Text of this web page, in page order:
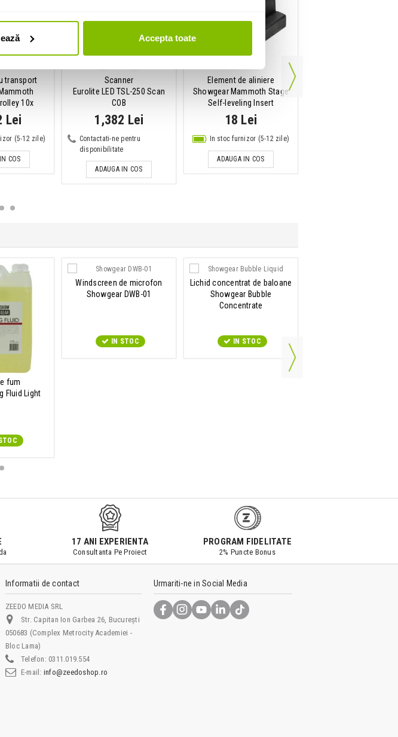
Accepta toate
transport
10x
Lei
(5-12 zile)
COS
Scanner
Eurolite LED TSL-250 Scan
COB
1,382 Lei
Contactati-ne pentru
disponibilitate
ADAUGA IN COS
Element de aliniere
Showgear Mammoth Stage
Self-leveling Insert
18 Lei
In stoc furnizor (5-12 zile)
ADAUGA IN COS
fum
Fluid Light
Windscreen de microfon
Showgear DWB-01
IN STOC
Lichid concentrat de baloane
Showgear Bubble
Concentrate
IN STOC
17 ANI EXPERIENTA
Consultanta Pe Proiect
PROGRAM FIDELITATE
2% Puncte Bonus
Informatii de contact
ZEEDO MEDIA SRL
Str. Capitan Ion Garbea 26, București
050683 (Complex Metrocity Academiei -
Bloc Lama)
Telefon: 0311.019.554
E-mail: info@zeedoshop.ro
Urmariti-ne in Social Media